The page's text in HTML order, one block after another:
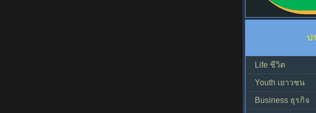
ป
Life ชีวิต
Youth เยาวชน
Business ธุรกิจ